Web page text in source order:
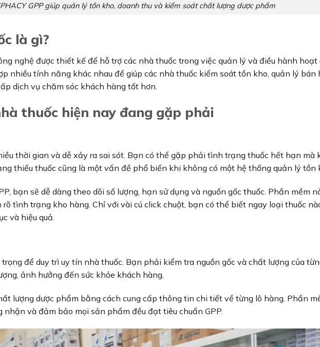
GPP giúp quản lý tồn kho, doanh thu và kiểm soát chất lượng dược phẩm
là gì?
nghệ được thiết kế để hỗ trợ các nhà thuốc trong việc quản lý và điều hành
nhiều tính năng khác nhau để giúp các nhà thuốc kiểm soát tồn kho, quản lý bán
dịch vụ chăm sóc khách hàng tốt hơn.
thuốc hiện nay đang gặp phải
thời gian và dễ xảy ra sai sót. Bạn có thể gặp phải tình trạng thuốc hết hạn mà
thiếu thuốc cũng là một vấn đề phổ biến khi không có một hệ thống quản lý tồn
bạn sẽ dễ dàng theo dõi số lượng, hạn sử dụng và nguồn gốc thuốc. Phần mềm
tình trạng kho hàng. Chỉ với vài cú click chuột, bạn có thể biết ngay loại thuốc
và hiệu quả.
để duy trì uy tín nhà thuốc. Bạn phải kiểm tra nguồn gốc và chất lượng của
ảnh hưởng đến sức khỏe khách hàng.
lượng dược phẩm bằng cách cung cấp thông tin chi tiết về từng lô hàng. Phần
và đảm bảo mọi sản phẩm đều đạt tiêu chuẩn GPP.